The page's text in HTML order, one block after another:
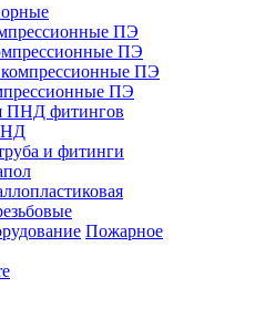
ПЭ
ПЭ
ПЭ
ПЭ
ПНД фитингов
и фитинги
Пожарное